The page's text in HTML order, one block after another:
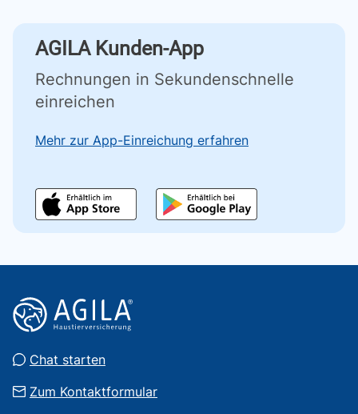
AGILA Kunden-App
Rechnungen in Sekundenschnelle
einreichen
Mehr zur App-Einreichung erfahren